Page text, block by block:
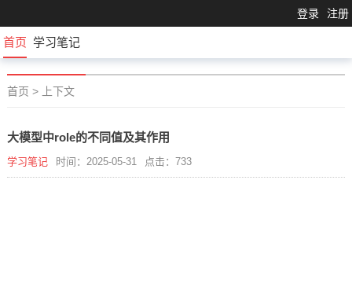
登录 注册
首页 学习笔记
首页 > 上下文
大模型中role的不同值及其作用
学习笔记 时间：2025-05-31 点击：733